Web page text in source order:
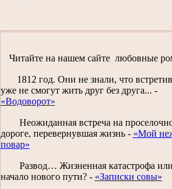
Читайте на нашем сайте любовные
1812 год. Они не знали, что
уже не смогут жить друг без друга... -
«Водоворот»
Неожиданная встреча на
дороге, перевернувшая жизнь - «Мой
повар»
Развод… Жизненная катастрофа
начало нового пути? - «Записки совы»